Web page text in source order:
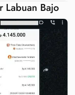
Labuan Bajo